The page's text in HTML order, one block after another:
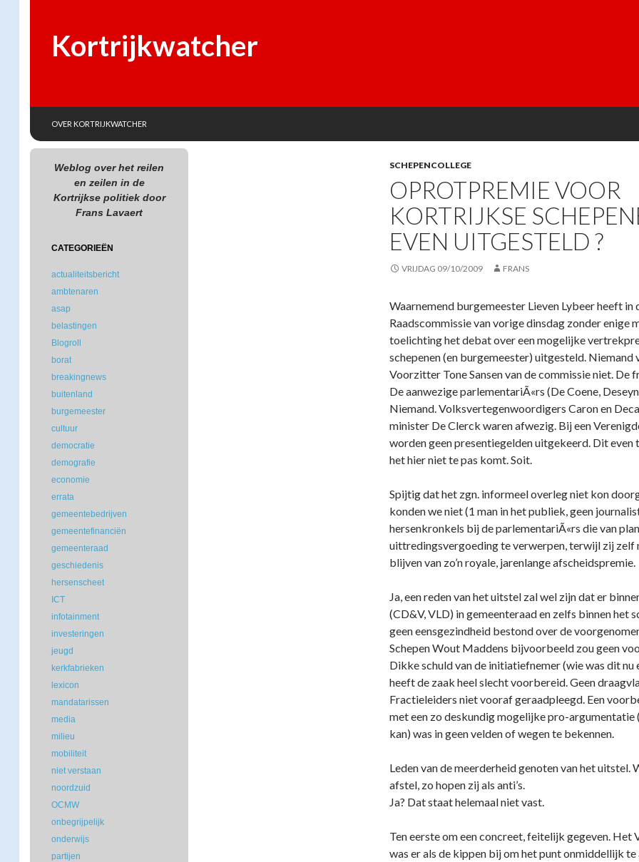
Kortrijkwatcher
OVER KORTRIJKWATCHER
SCHEPENCOLLEGE
OPROTPREMIE VOOR
KORTRIJKSE
EVEN UITGESTELD ?
VRIJDAG 09/10/2009 FRANS
Waarnemend burgemeester Lieven Lybeer heeft in
Raadscommissie van vorige dinsdag zonder enige
toelichting het debat over een mogelijke
schepenen (en burgemeester) uitgesteld. Niemand
Voorzitter Tone Sansen van de commissie niet. De
De aanwezige parlementariÃ«rs (De Coene,
Niemand. Volksvertegenwoordigers Caron en
minister De Clerck waren afwezig. Bij een
worden geen presentiegelden uitgekeerd. Dit even
het hier niet te pas komt. Soit.
Spijtig dat het zgn. informeel overleg niet kon
konden we niet (1 man in het publiek, geen
hersenkronkels bij de parlementariÃ«rs die van
uittredingsvergoeding te verwerpen, terwijl zij zelf
blijven van zo’n royale, jarenlange afscheidspremie.
Ja, een reden van het uitstel zal wel zijn dat er
(CD&V, VLD) in gemeenteraad en zelfs binnen het
geen eensgezindheid bestond over de
Schepen Wout Maddens bijvoorbeeld zou geen
Dikke schuld van de initiatiefnemer (wie was dit nu
heeft de zaak heel slecht voorbereid. Geen
Fractieleiders niet vooraf geraadpleegd. Een
met een zo deskundig mogelijke pro-argumentatie
kan) was in geen velden of wegen te bekennen.
Leden van de meerderheid genoten van het uitstel.
afstel, zo hopen zij als anti’s.
Ja? Dat staat helemaal niet vast.
Ten eerste om een concreet, feitelijk gegeven. Het
was er als de kippen bij om het punt onmiddellijk te
Weblog over het reilen
en zeilen in de
Kortrijkse politiek door
Frans Lavaert
CATEGORIEËN
actualiteitsbericht
ambtenaren
asap
belastingen
Blogroll
borat
breakingnews
buitenland
burgemeester
cultuur
democratie
demografie
economie
errata
gemeentebedrijven
gemeentefinanciën
gemeenteraad
geschiedenis
hersenscheet
ICT
infotainment
investeringen
jeugd
kerkfabrieken
lexicon
mandatarissen
media
milieu
mobiliteit
niet verstaan
noordzuid
OCMW
onbegrijpelijk
onderwijs
partijen